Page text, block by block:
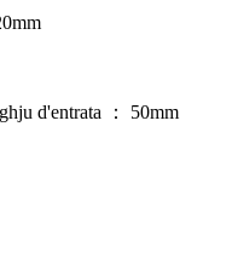
d'entrata ： 50mm